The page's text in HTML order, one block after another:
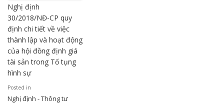
Nghị định
30/2018/NĐ-CP quy
định chi tiết về việc
thành lập và hoạt động
của hội đồng định giá
tài sản trong Tố tụng
hình sự
Posted in
Nghị định - Thông tư